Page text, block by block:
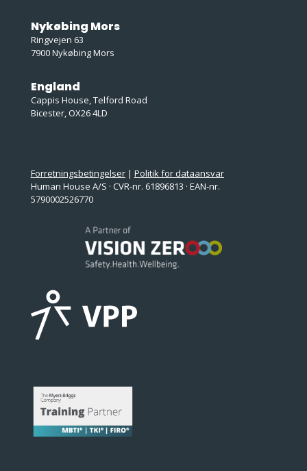
Nykøbing Mors
Ringvejen 63
7900 Nykøbing Mors
England
Cappis House, Telford Road
Bicester, OX26 4LD
Forretningsbetingelser| Politik for dataansvar
Human House A/S · CVR-nr. 61896813 · EAN-nr.
5790002526770